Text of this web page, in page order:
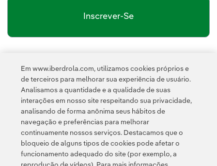
Inscrever-Se
Esta página é protegida pelo reCAPTCHA e pela Política de
Privacidade
Termos de Serviço do Google
Contato Clientes Política de Privacidade Informação legal
Em www.iberdrola.com, utilizamos cookies próprios e
de terceiros para melhorar sua experiência de usuário.
Analisamos a quantidade e a qualidade de suas
interações em nosso site respeitando sua privacidade,
analisando de forma anônima seus hábitos de
navegação e preferências para melhorar
continuamente nossos serviços. Destacamos que o
bloqueio de alguns tipos de cookies pode afetar o
funcionamento adequado do site (por exemplo, a